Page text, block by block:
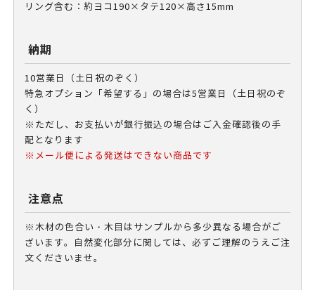
リング含む：約ヨコ190×タテ120×高さ15mm
納期
10営業日（土日祝のぞく）
特急オプション「希望する」の場合は5営業日（土日祝のぞ
く）
※ただし、お支払いが銀行振込の場合はご入金確認後の手
配となります
※メール便による発送はできない商品です
注意点
※木材の色合い・木目はサンプルから多少異なる場合がご
ざいます。自然変化部分に関しては、必ずご理解のうえご注
文くださいませ。